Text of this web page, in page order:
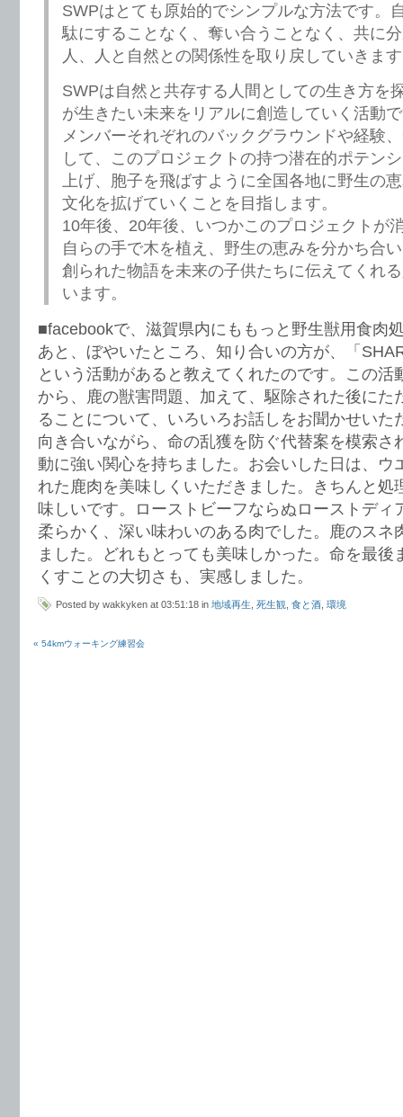
SWPはとても原始的でシンプルな方法です。
駄にすることなく、奪い合うことなく、共に
人、人と自然との関係性を取り戻していきま
SWPは自然と共存する人間としての生き方を
が生きたい未来をリアルに創造していく活動
メンバーそれぞれのバックグラウンドや経験
して、このプロジェクトの持つ潜在的ポテン
上げ、胞子を飛ばすように全国各地に野生の
文化を拡げていくことを目指します。
10年後、20年後、いつかこのプロジェクトが
自らの手で木を植え、野生の恵みを分かち合
創られた物語を未来の子供たちに伝えてくれ
います。
■facebookで、滋賀県内にももっと野生獣用食肉
あと、ぼやいたところ、知り合いの方が、「
という活動があると教えてくれたのです。この活
から、鹿の獣害問題、加えて、駆除された後にた
ることについて、いろいろお話しをお聞かせいた
向き合いながら、命の乱獲を防ぐ代替案を模索さ
動に強い関心を持ちました。お会いした日は、ウ
れた鹿肉を美味しくいただきました。きちんと処
味しいです。ローストビーフならぬローストディ
柔らかく、深い味わいのある肉でした。鹿のスネ
ました。どれもとっても美味しかった。命を最後
くすことの大切さも、実感しました。
Posted by wakkyken at 03:51:18 in 地域再生 死生観 食と酒 環境
« 54kmウォーキング練習会